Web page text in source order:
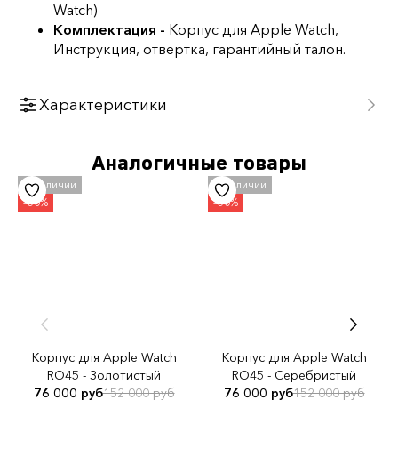
Watch)
Комплектация - Корпус для Apple Watch,
Инструкция, отвертка, гарантийный талон.
Характеристики
Корпус для Apple Watch
Бренд
Apple Watch 9 45мм.
Материал ремешка
Сталь 316L
Аналогичные товары
Корпус для Apple Watch
RO45 - Золотистый
76 000 руб152 000 руб
Корпус для Apple Watch
RO45 - Серебристый
76 000 руб152 000 руб